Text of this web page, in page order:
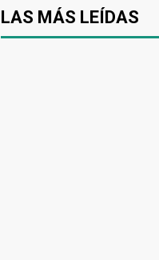
LAS MÁS LEÍDAS